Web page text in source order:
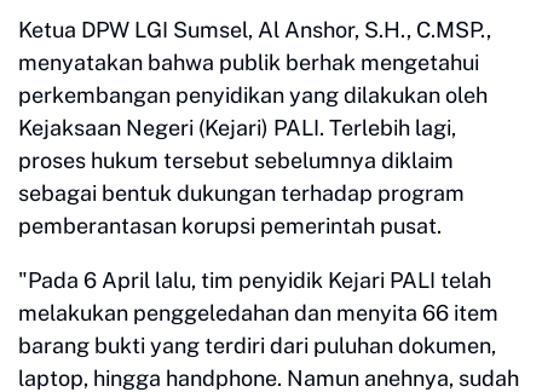
Ketua DPW LGI Sumsel, Al Anshor, S.H., C.MSP.,
menyatakan bahwa publik berhak mengetahui
perkembangan penyidikan yang dilakukan oleh
Kejaksaan Negeri (Kejari) PALI. Terlebih lagi,
proses hukum tersebut sebelumnya diklaim
sebagai bentuk dukungan terhadap program
pemberantasan korupsi pemerintah pusat.
"Pada 6 April lalu, tim penyidik Kejari PALI telah
melakukan penggeledahan dan menyita 66 item
barang bukti yang terdiri dari puluhan dokumen,
laptop, hingga handphone. Namun anehnya, sudah